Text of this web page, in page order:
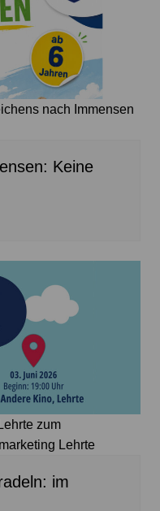
nach Immensen
Keine
zum
Lehrte
im